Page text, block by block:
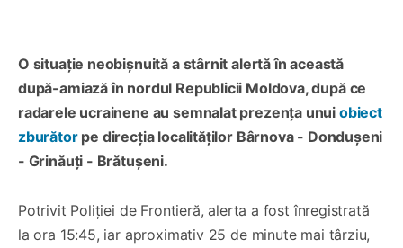
O situație neobișnuită a stârnit alertă în această
după-amiază în nordul Republicii Moldova, după ce
radarele ucrainene au semnalat prezența unui obiect
zburătorpe direcția localităților Bârnova - Dondușeni
- Grinăuți - Brătușeni.
Potrivit Poliției de Frontieră, alerta a fost înregistrată
la ora 15:45, iar aproximativ 25 de minute mai târziu,